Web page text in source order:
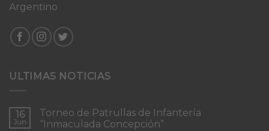
Argentino
ULTIMAS NOTICIAS
16
Jun
Torneo de Patrullas de Infantería
“Inmaculada Concepción”